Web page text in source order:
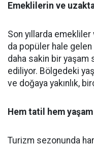
Emeklilerin ve
Son yıllarda emekliler
da popüler hale
daha sakin bir yaşam
ediliyor. Bölgedeki
ve doğaya yakınlık,
Hem tatil hem
Turizm sezonunda